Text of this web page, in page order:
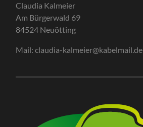
Claudia Kalmeier
Am Bürgerwald 69
84524 Neuötting
Mail: claudia-kalmeier@kabelmail.de